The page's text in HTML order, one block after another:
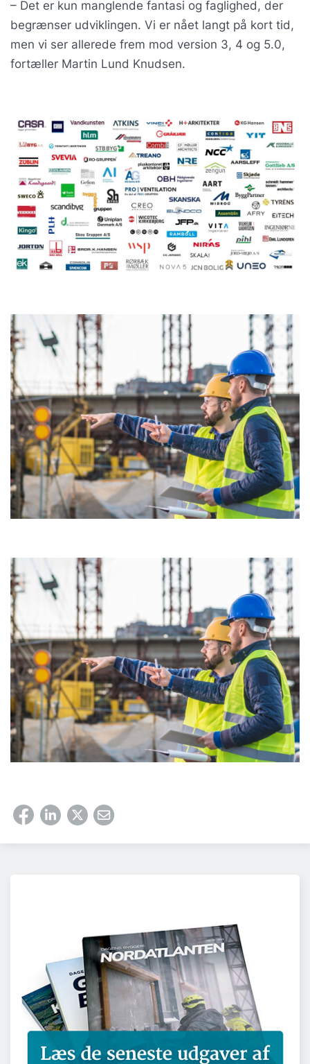
– Det er kun manglende fantasi og faglighed, der
begrænser udviklingen. Vi er nået langt på kort tid,
men vi ser allerede frem mod version 3, 4 og 5.0,
fortæller Martin Lund Knudsen.